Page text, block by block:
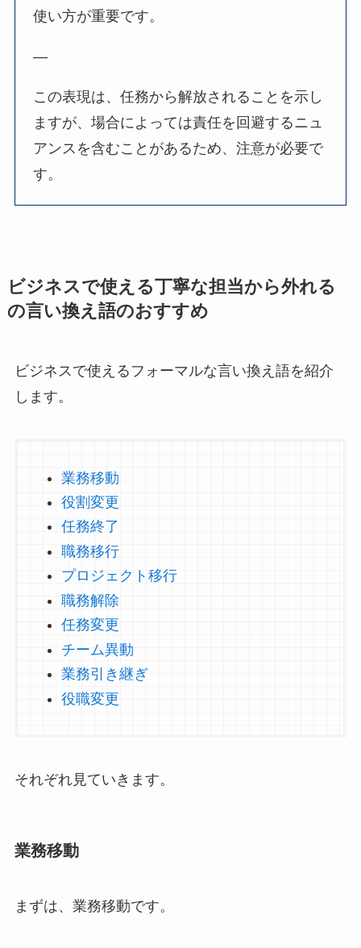
使い方が重要です。
—
この表現は、任務から解放されることを示し
ますが、場合によっては責任を回避するニュ
アンスを含むことがあるため、注意が必要で
す。
ビジネスで使える丁寧な担当から外れる
の言い換え語のおすすめ
ビジネスで使えるフォーマルな言い換え語を紹介
します。
業務移動
役割変更
任務終了
職務移行
プロジェクト移行
職務解除
任務変更
チーム異動
業務引き継ぎ
役職変更
それぞれ見ていきます。
業務移動
まずは、業務移動です。